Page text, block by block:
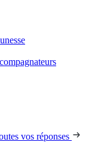
vos réponses